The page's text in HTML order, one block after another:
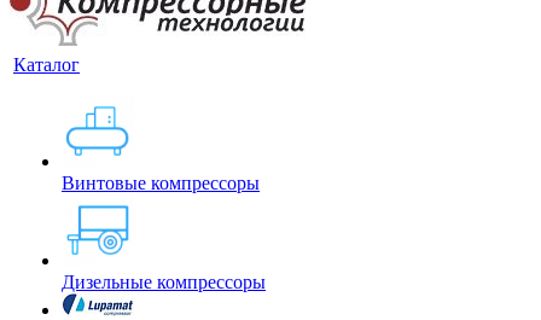
Каталог
Винтовые компрессоры
Дизельные компрессоры